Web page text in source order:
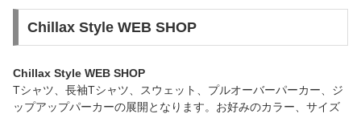
Chillax Style WEB SHOP
Chillax Style WEB SHOP
Tシャツ、長袖Tシャツ、スウェット、プルオーバーパーカー、ジ
ップアップパーカーの展開となります。お好みのカラー、サイズ